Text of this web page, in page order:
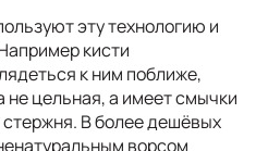
эту технологию и
кисти
к ним поближе,
цельная, а имеет смычки
В более дешёвых
ворсом